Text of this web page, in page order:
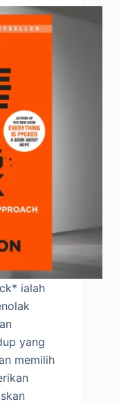
ialah
yang
memilih